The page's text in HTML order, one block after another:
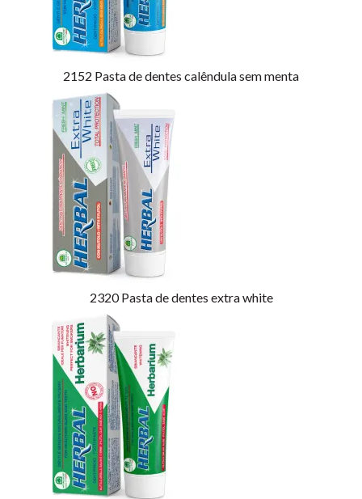
2152 Pasta de dentes calêndula sem menta
2320Pasta de dentes extra white